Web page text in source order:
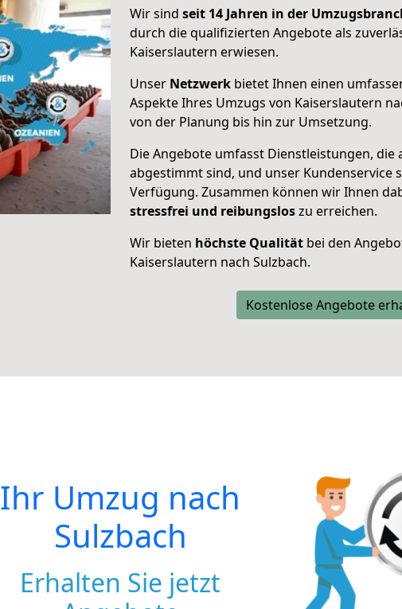
Wir sind seit 14 Jahren in der
durch die qualifizierten Angebote als
Kaiserslautern erwiesen.
Unser Netzwerk bietet Ihnen einen
Aspekte Ihres Umzugs von Kaiserslautern
von der Planung bis hin zur Umsetzung.
Die Angebote umfasst Dienstleistungen, die
abgestimmt sind, und unser Kundenservice
Verfügung. Zusammen können wir Ihnen
stressfrei und reibungsloszu erreichen.
Wir bieten höchste Qualität bei den
Kaiserslautern nach Sulzbach.
Kostenlose Angebote
Ihr Umzug nach
Sulzbach
Erhalten Sie jetzt